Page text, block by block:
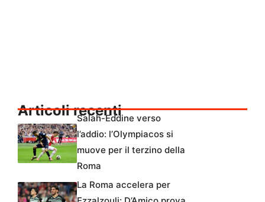
Articoli recenti
Salah-Eddine verso
l’addio: l’Olympiacos si
muove per il terzino della
Roma
La Roma accelera per